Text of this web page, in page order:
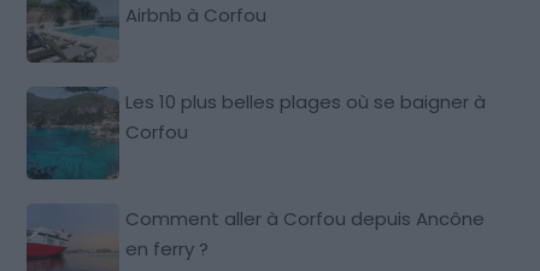
Airbnb à Corfou
Les 10 plus belles plages où se baigner à
Corfou
Comment aller à Corfou depuis Ancône
en ferry ?